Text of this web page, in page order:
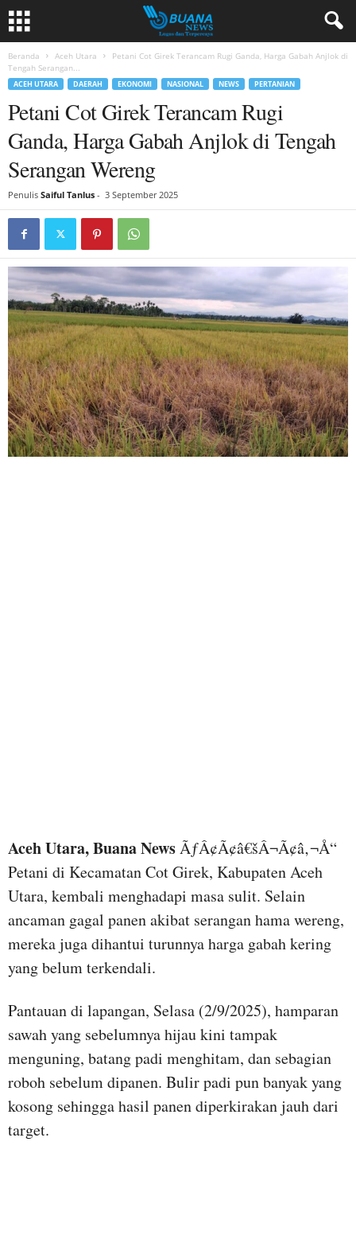
Beranda Aceh Utara
Petani Cot Girek Terancam Rugi Ganda, Harga Gabah Anjlok di
Tengah Serangan...
ACEH UTARA DAERAH EKONOMI NASIONAL NEWS PERTANIAN
Petani Cot Girek Terancam Rugi
Ganda, Harga Gabah Anjlok di Tengah
Serangan Wereng
Penulis Saiful Tanlus - 3 September 2025
Aceh Utara, Buana NewsÃƒÂ¢Ã¢â€šÂ¬Ã¢â‚¬Å“
Petani di Kecamatan Cot Girek, Kabupaten Aceh
Utara, kembali menghadapi masa sulit. Selain
ancaman gagal panen akibat serangan hama wereng,
mereka juga dihantui turunnya harga gabah kering
yang belum terkendali.
Pantauan di lapangan, Selasa (2/9/2025), hamparan
sawah yang sebelumnya hijau kini tampak
menguning, batang padi menghitam, dan sebagian
roboh sebelum dipanen. Bulir padi pun banyak yang
kosong sehingga hasil panen diperkirakan jauh dari
target.